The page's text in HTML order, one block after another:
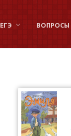
ЕГЭ ВОПРОСЫ